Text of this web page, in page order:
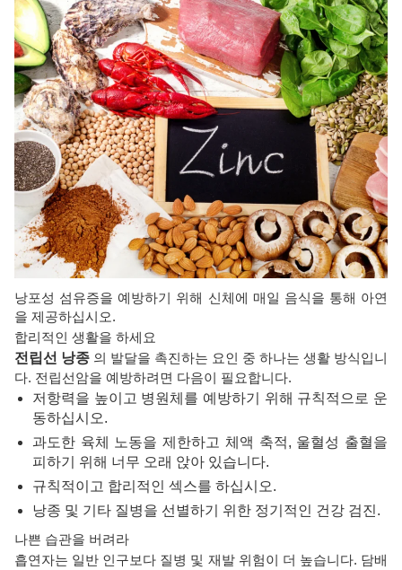
낭포성 섬유증을 예방하기 위해 신체에 매일 음식을 통해 아연
을 제공하십시오.
합리적인 생활을 하세요
전립선 낭종 의 발달을 촉진하는 요인 중 하나는 생활 방식입니
다. 전립선암을 예방하려면 다음이 필요합니다.
저항력을 높이고 병원체를 예방하기 위해 규칙적으로 운
동하십시오.
과도한 육체 노동을 제한하고 체액 축적, 울혈성 출혈을
피하기 위해 너무 오래 앉아 있습니다.
규칙적이고 합리적인 섹스를 하십시오.
낭종 및 기타 질병을 선별하기 위한 정기적인 건강 검진.
나쁜 습관을 버려라
흡연자는 일반 인구보다 질병 및 재발 위험이 더 높습니다. 담배